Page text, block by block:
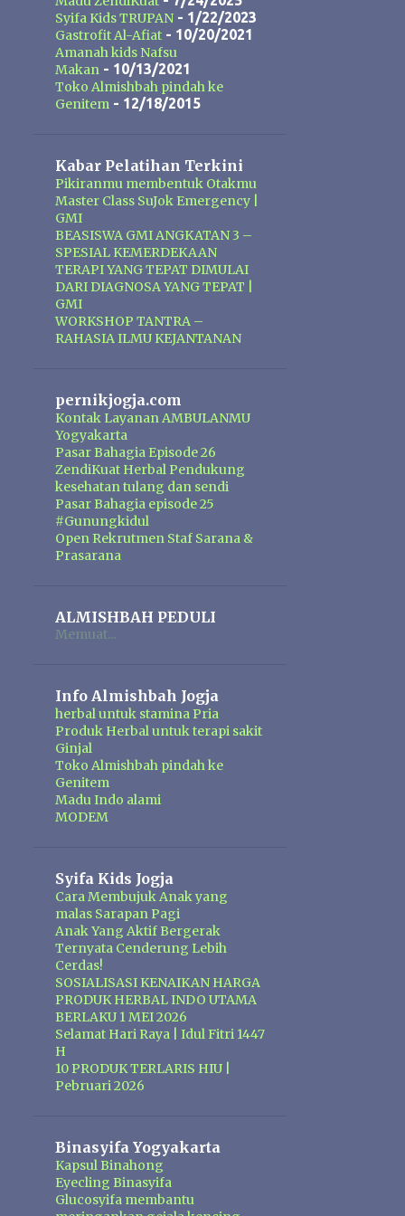
tumbuh-tumbuhan dan ramuan
tradisional. Dengan penggunaan
secara rutin minyak pembesar alat
vital Mak Urut dapat membantu
memperlancar sirkulasi darah dan
akan membuat ukuran alat vital
menjadi lebih dari yang sebelum
pemakaian. Formulasi yang ada
pada Mak Urut juga bermanfaat
membuka simpul syaraf yang
tersumbat sehingga akan
meningkatkan kemampuan ereksi
dan mengencangkan ereksi.
Syifa Kids TRUPAN- 1/22/2023
Gastrofit Al-Afiat- 10/20/2021
Amanah kids Nafsu
Makan - 10/13/2021
Toko Almishbah pindah ke
Genitem - 12/18/2015
Kabar Pelatihan Terkini
Pikiranmu membentuk Otakmu
Master Class SuJok Emergency |
GMI
BEASISWA GMI ANGKATAN 3 –
SPESIAL KEMERDEKAAN
TERAPI YANG TEPAT DIMULAI
DARI DIAGNOSA YANG TEPAT |
GMI
WORKSHOP TANTRA –
RAHASIA ILMU KEJANTANAN
pernikjogja.com
Kontak Layanan AMBULANMU
Yogyakarta
Pasar Bahagia Episode 26
ZendiKuat Herbal Pendukung
kesehatan tulang dan sendi
Pasar Bahagia episode 25
#Gunungkidul
Open Rekrutmen Staf Sarana &
Prasarana
ALMISHBAH PEDULI
Memuat...
Info Almishbah Jogja
herbal untuk stamina Pria
Produk Herbal untuk terapi sakit
Ginjal
Toko Almishbah pindah ke
Genitem
Madu Indo alami
MODEM
Syifa Kids Jogja
Cara Membujuk Anak yang
malas Sarapan Pagi
Anak Yang Aktif Bergerak
Ternyata Cenderung Lebih
Cerdas!
SOSIALISASI KENAIKAN HARGA
PRODUK HERBAL INDO UTAMA
BERLAKU 1 MEI 2026
Selamat Hari Raya | Idul Fitri 1447
H
10 PRODUK TERLARIS HIU |
Pebruari 2026
Binasyifa Yogyakarta
Kapsul Binahong
Eyecling Binasyifa
Glucosyifa membantu